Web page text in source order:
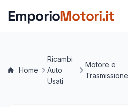
EmporioMotori.it
Home
Ricambi
Auto
Usati
Motore e
Trasmissione